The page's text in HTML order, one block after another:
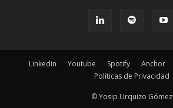
Linkedin Youtube Spotify Anchor
Políticas de Privacidad
© Yosip Urquizo Gómez